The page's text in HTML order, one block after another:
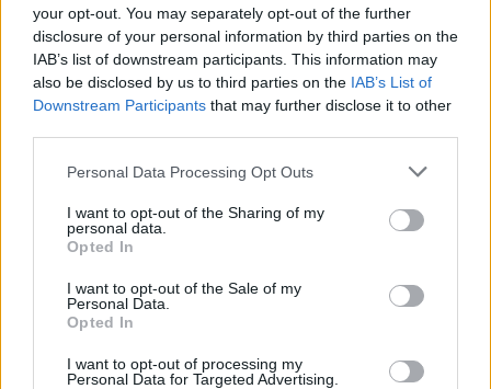
your opt-out. You may separately opt-out of the further
disclosure of your personal information by third parties on the
IAB’s list of downstream participants. This information may
also be disclosed by us to third parties on the IAB’s List of
Downstream Participants that may further disclose it to other
Please note that this website/app uses one or more Google
not limited to your visit or usage behaviour. You may click to
grant or deny consent to Google and its third-party tags to
use your data for below specified purposes in below Google
consent section.
Personal Data Processing Opt Outs
I want to opt-out of the Sharing of my
personal data.
Opted In
I want to opt-out of the Sale of my
Personal Data.
Opted In
I want to opt-out of processing my
Personal Data for Targeted Advertising.
08. 04.
NEM ECETTEL ÉS NEM
SZÓDABIKARBÓNÁVAL: EZZEL LESZ
ÚJRA CSILLOGÓ A VÍZKÖVES CSAP
A legjobb trükk
RENDKÍVÜL MAGAS ÉRZELMI INTELLIGENCIÁRA UTALHAT
Te szoktad?
08. 02.
SOKAN ROSSZUL TÁROLJÁK A GYÓGYSZEREIKET –
EMIATT CSÖKKENHET A HATÁSUK
Érdemes odafigyelni rá
08. 01.
EGYRE TÖBB FIATALNÁL JELENTKEZIK EZ A